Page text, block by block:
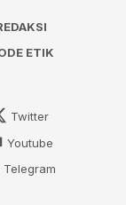
ETIK
Twitter
Youtube
Telegram